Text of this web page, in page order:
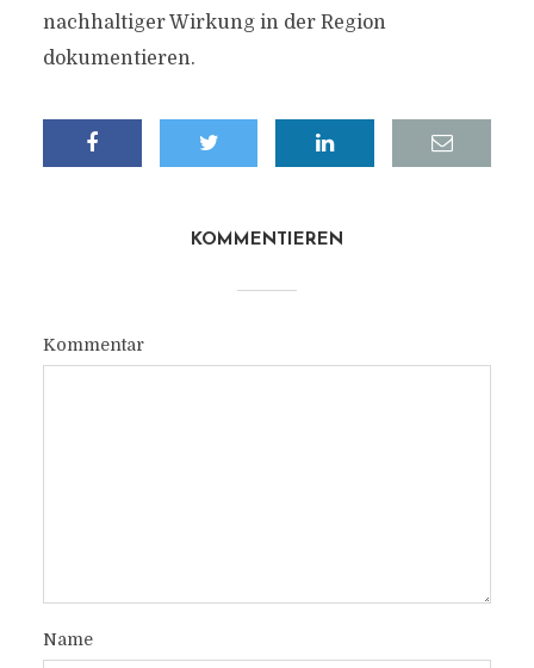
nachhaltiger Wirkung in der Region
dokumentieren.
KOMMENTIEREN
Kommentar
Name